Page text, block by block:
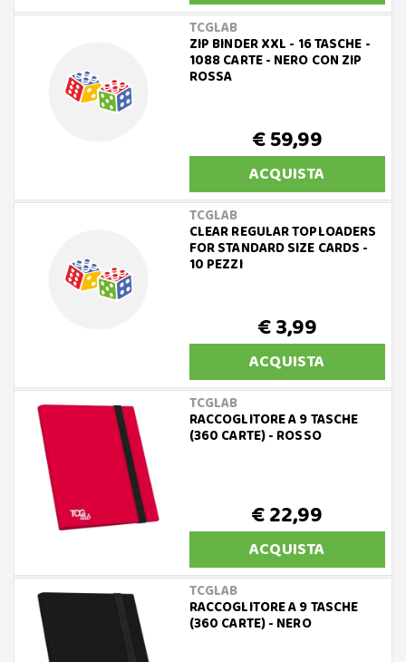
TCGLAB
ZIP BINDER XXL - 16 TASCHE -
1088 CARTE - NERO CON ZIP
ROSSA
€ 59,99
ACQUISTA
TCGLAB
CLEAR REGULAR TOPLOADERS
FOR STANDARD SIZE CARDS -
10 PEZZI
€ 3,99
ACQUISTA
TCGLAB
RACCOGLITORE A 9 TASCHE
(360 CARTE) - ROSSO
€ 22,99
ACQUISTA
TCGLAB
RACCOGLITORE A 9 TASCHE
(360 CARTE) - NERO